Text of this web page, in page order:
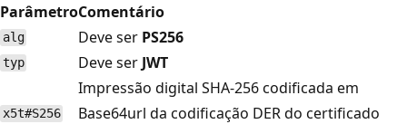
ParâmetroComentário
alg Deve ser PS256
typ Deve ser JWT
x5t#S256
Impressão digital SHA-256 codificada em
Base64url da codificação DER do certificado